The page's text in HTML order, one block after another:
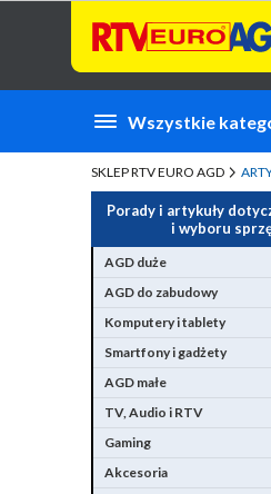
Wszystkie
SKLEP RTV EURO AGD
Porady i artykuły
i wyboru
AGD duże
AGD do zabudowy
Komputery i tablety
Smartfony i gadżety
AGD małe
TV, Audio i RTV
Gaming
Akcesoria